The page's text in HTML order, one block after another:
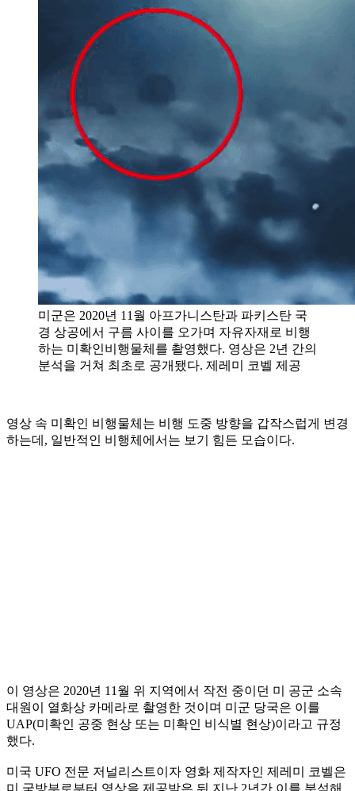
미군은 2020년 11월 아프가니스탄과 파키스탄 국
경 상공에서 구름 사이를 오가며 자유자재로 비행
하는 미확인비행물체를 촬영했다. 영상은 2년 간의
분석을 거쳐 최초로 공개됐다. 제레미 코벨 제공
영상 속 미확인 비행물체는 비행 도중 방향을 갑작스럽게 변경
하는데, 일반적인 비행체에서는 보기 힘든 모습이다.
이 영상은 2020년 11월 위 지역에서 작전 중이던 미 공군 소속
대원이 열화상 카메라로 촬영한 것이며 미군 당국은 이를
UAP(미확인 공중 현상 또는 미확인 비식별 현상)이라고 규정
했다.
미국 UFO 전문 저널리스트이자 영화 제작자인 제레미 코벨은
미 국방부로부터 영상을 제공받은 뒤 지난 2년간 이를 분석해